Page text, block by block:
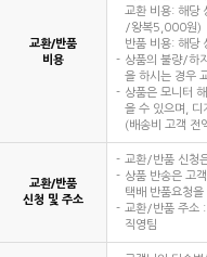
교환/반품
비용
교환 비용: 해당
/왕복5,000원)
반품 비용: 해당
상품의 불량/하
을 하시는 경우
상품은 모니터
을 수 있으며, 디
(배송비 고객 전
교환/반품
신청 및 주소
교환/반품 신청
상품 반송은 고
택배 반품요청
교환/반품 주소
직영팀